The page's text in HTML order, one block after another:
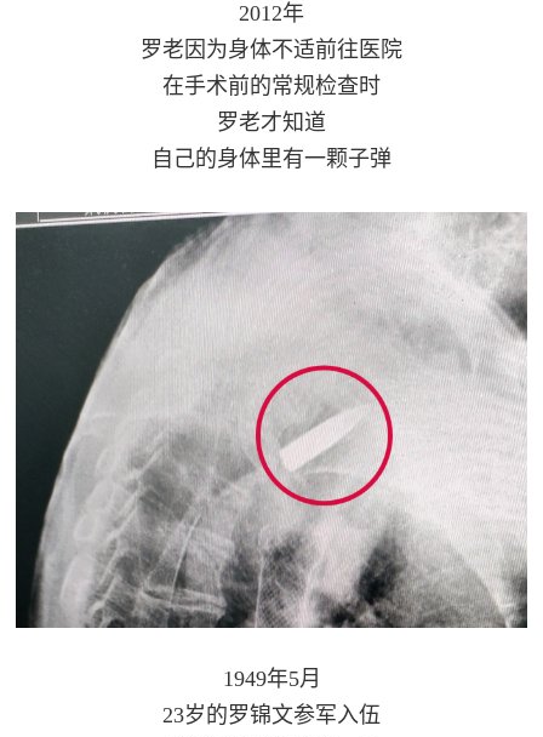
民
国
防
弟
子
兵
国
动
防
动
员
民
防
空
人
民
空
国
2012年
罗老因为身体不适前往医院
在手术前的常规检查时
罗老才知道
自己的身体里有一颗子弹
1949年5月
23岁的罗锦文参军入伍